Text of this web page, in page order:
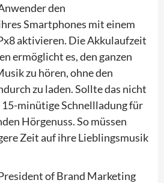
den
Smartphones mit einem
aktivieren. Die Akkulaufzeit
ermöglicht es, den ganzen
zu hören, ohne den
zu laden. Sollte das nicht
15-minütige Schnellladung für
Hörgenuss. So müssen
Zeit auf ihre Lieblingsmusik
of Brand Marketing